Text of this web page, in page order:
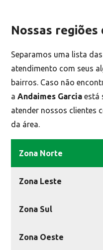
Nossas
Separamos uma lista
atendimento com seus
bairros. Caso não
aAndaimes Garcia está
atender nossos clientes
da área.
Zona Norte
Zona Leste
Zona Sul
Zona Oeste